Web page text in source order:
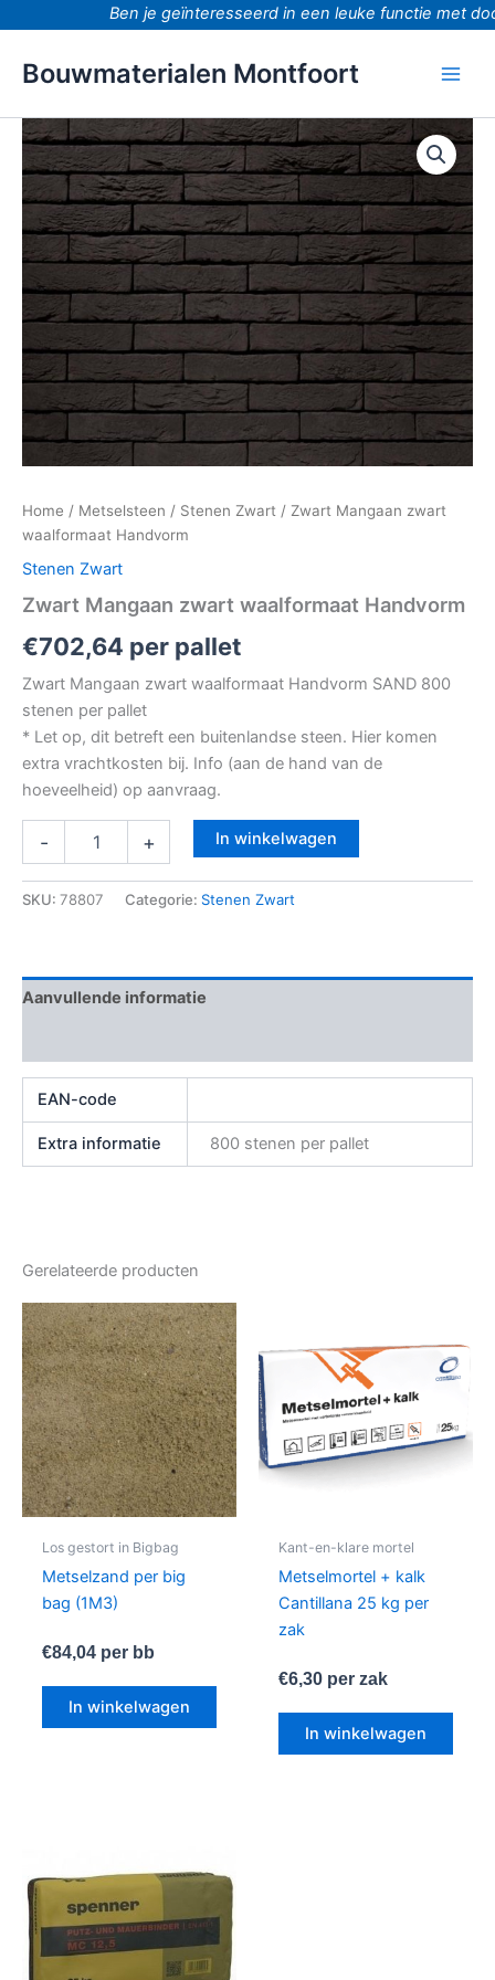
Ben je geïnteresseerd in een leuke functie met
Bouwmaterialen Montfoort
Home / Metselsteen / Stenen Zwart / Zwart Mangaan zwart
waalformaat Handvorm
Stenen Zwart
Zwart Mangaan zwart waalformaat Handvorm
€702,64 per pallet
Zwart Mangaan zwart waalformaat Handvorm SAND 800
stenen per pallet
* Let op, dit betreft een buitenlandse steen. Hier komen
extra vrachtkosten bij. Info (aan de hand van de
hoeveelheid) op aanvraag.
-
Zwart
Mangaan
zwart
waalformaat
Handvorm
aantal
+ In winkelwagen
SKU: 78807 Categorie: Stenen Zwart
Aanvullende informatie
EAN-code
Extra informatie 800 stenen per pallet
Gerelateerde producten
Los gestort in Bigbag
Metselzand per big
bag (1M3)
€84,04per bb
In winkelwagen
Kant-en-klare mortel
Metselmortel + kalk
Cantillana 25 kg per
zak
€6,30per zak
In winkelwagen